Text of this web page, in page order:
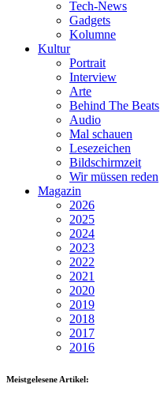
Tech-News
Gadgets
Kolumne
Kultur
Portrait
Interview
Arte
Behind The Beats
Audio
Mal schauen
Lesezeichen
Bildschirmzeit
Wir müssen reden
Magazin
2026
2025
2024
2023
2022
2021
2020
2019
2018
2017
2016
Meistgelesene Artikel: